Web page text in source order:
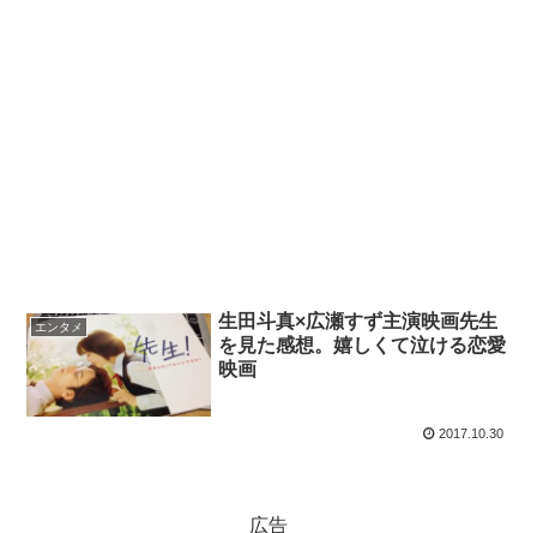
エンタメ
生田斗真×広瀬すず主演映画先生
を見た感想。嬉しくて泣ける恋愛
映画
2017.10.30
広告